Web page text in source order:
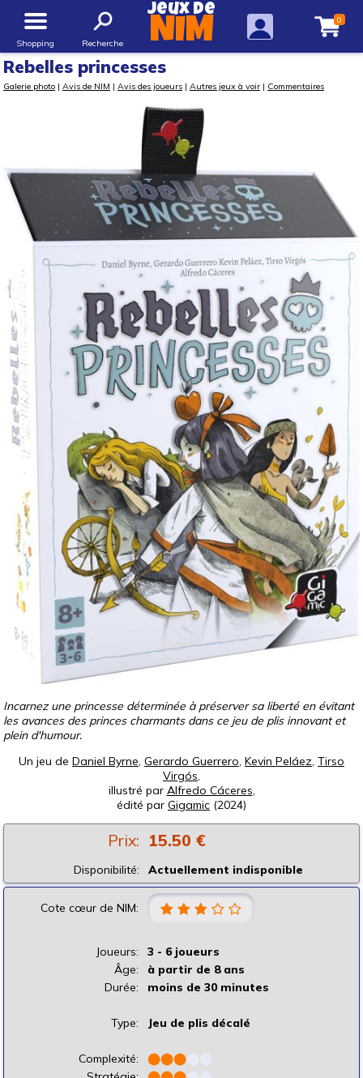
Shopping Recherche
Jeux de
NIM 0
Rebelles princesses
Galerie photo | Avis de NIM | Avis des joueurs | Autres jeux à voir | Commentaires
Incarnez une princesse déterminée à préserver sa liberté en évitant
les avances des princes charmants dans ce jeu de plis innovant et
plein d'humour.
Un jeu de Daniel Byrne Gerardo Guerrero Kevin Peláez Tirso
Virgós
illustré par Alfredo Cáceres
édité par Gigamic (2024)
Prix: 15.50 €
Disponibilité: Actuellement indisponible
Cote cœur de NIM:
Joueurs:
3 - 6 joueurs
Âge:
à partir de 8 ans
Durée:
moins de 30 minutes
Type: Jeu de plis décalé
Complexité: ⬤⬤⬤